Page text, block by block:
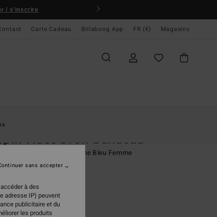
/ s'inscrire
Carte Cadeau Billabong App FR (€) Magasins
Tides Drew Bandeau
bikini couvrance moyenne Bleu Femme
€ à des
adresse IP) peuvent
publicitaire et du
les produits
sans accepter